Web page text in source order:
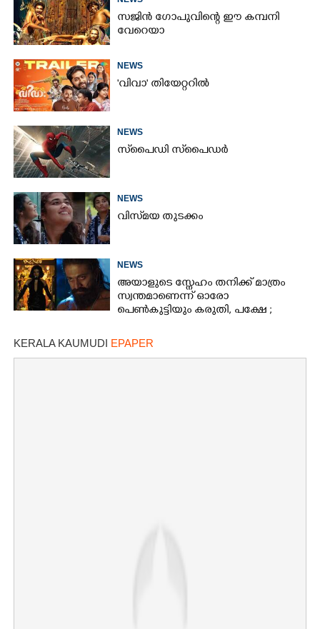
സജിൻ ഗോപുവിന്റെ ഈ കമ്പനി
വേറെയാ
NEWS
'വിവാ' തിയേറ്ററിൽ
NEWS
സ്‌പൈ‌ഡി സ്‌പൈ‌ഡർ
NEWS
വിസ്‌മയ തുടക്കം
NEWS
അയാളുടെ സ്നേഹം തനിക്ക് മാത്രം
സ്വന്തമാണെന്ന് ഓരോ
പെൺകുട്ടിയും കരുതി,​ പക്ഷേ ;
ടോക്സിക് ട്രെയിലർ
KERALA KAUMUDI EPAPER